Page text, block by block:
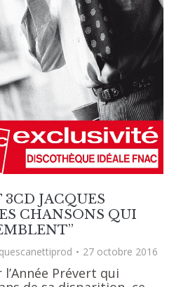
3CD JACQUES
CHANSONS QUI
27 octobre 2016
Prévert qui